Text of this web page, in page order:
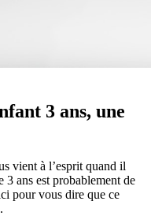
3 ans, une
vient à l’esprit quand il
3 ans est probablement de
pour vous dire que ce